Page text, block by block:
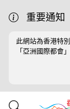
重要通知
此網站為香港特
「亞洲國際都會